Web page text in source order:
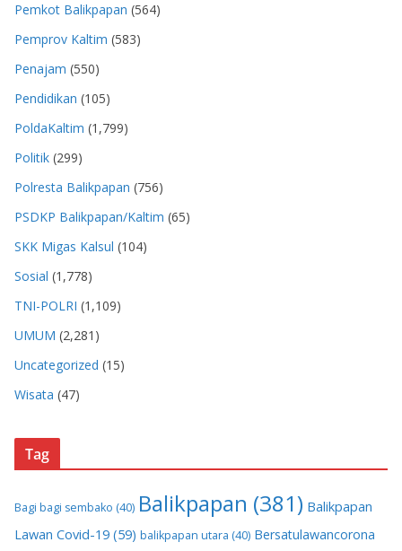
Pemkot Balikpapan (564)
Pemprov Kaltim (583)
Penajam (550)
Pendidikan (105)
PoldaKaltim (1,799)
Politik (299)
Polresta Balikpapan (756)
PSDKP Balikpapan/Kaltim (65)
SKK Migas Kalsul (104)
Sosial (1,778)
TNI-POLRI (1,109)
UMUM (2,281)
Uncategorized (15)
Wisata (47)
Tag
Bagi bagi sembako (40) Balikpapan (381) Balikpapan
Lawan Covid-19 (59) balikpapan utara (40) Bersatulawancorona